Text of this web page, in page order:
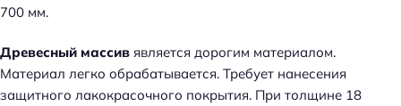
700 мм.
Древесный массив является дорогим материалом.
Материал легко обрабатывается. Требует нанесения
защитного лакокрасочного покрытия. При толщине 18